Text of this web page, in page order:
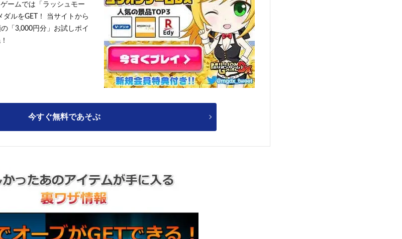
ームでは「ラッシュモー
ダルをGET！ 当サイトから
「3,000円分」お試しポイ
今すぐ無料であそぶ